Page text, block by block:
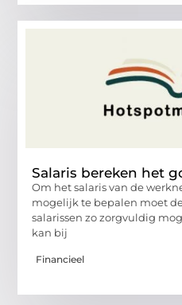
Salaris bereken het
Om het salaris van de
mogelijk te bepalen moet
salarissen zo zorgvuldig
kan bij
Financieel